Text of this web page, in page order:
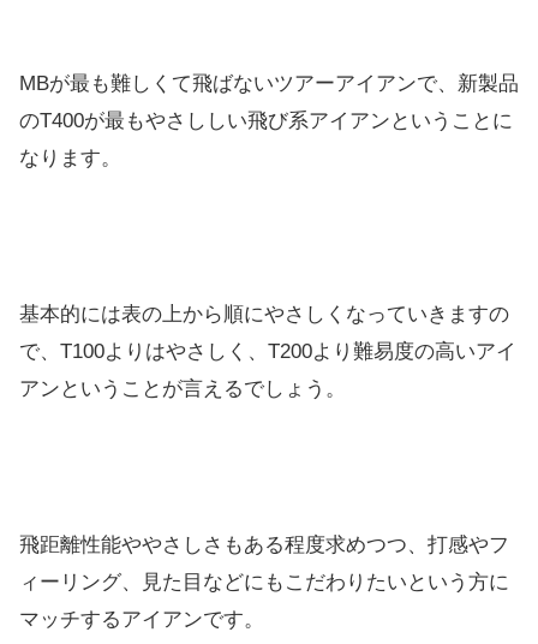
MBが最も難しくて飛ばないツアーアイアンで、新製品
のT400が最もやさししい飛び系アイアンということに
なります。
基本的には表の上から順にやさしくなっていきますの
で、T100よりはやさしく、T200より難易度の高いアイ
アンということが言えるでしょう。
飛距離性能ややさしさもある程度求めつつ、打感やフ
ィーリング、見た目などにもこだわりたいという方に
マッチするアイアンです。